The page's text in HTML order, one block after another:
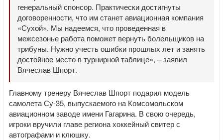
генеральный спонсор. Практически достигнуты
договоренности, что им станет авиационная компания
«Сухой». Мы надеемся, что проведенная в
межсезонье работа поможет вернуть болельщиков на
трибуны. Нужно учесть ошибки прошлых лет и занять
достойное место в турнирной таблице», – заявил
Вячеслав Шпорт.
Главному тренеру Вячеслав Шпорт подарил модель
самолета Су-35, выпускаемого на Комсомольском
авиационном заводе имени Гагарина. В свою очередь,
игроки вручили главе региона хоккейный свитер с
автографами и клюшку.